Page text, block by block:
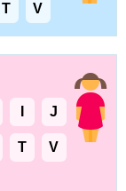
T V
J
T V